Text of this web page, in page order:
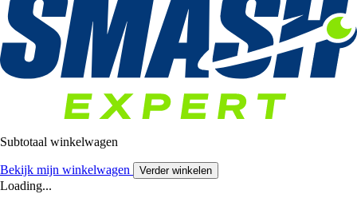
Subtotaal winkelwagen
Bekijk mijn winkelwagen Verder winkelen
Loading...